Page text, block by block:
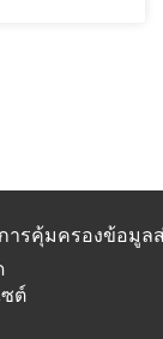
ารคุ้มครองข้อมู
ต์